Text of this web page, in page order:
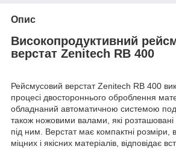
Опис
Високопродуктивний
верстат Zenitech RB 400
Рейсмусовий верстат Zenitech RB 400
процесі двостороннього оброблення
обладнаний автоматичною системою
також ножовими валами, які
під ним. Верстат має компактні розміри,
міцних і якісних матеріалів, відповідає